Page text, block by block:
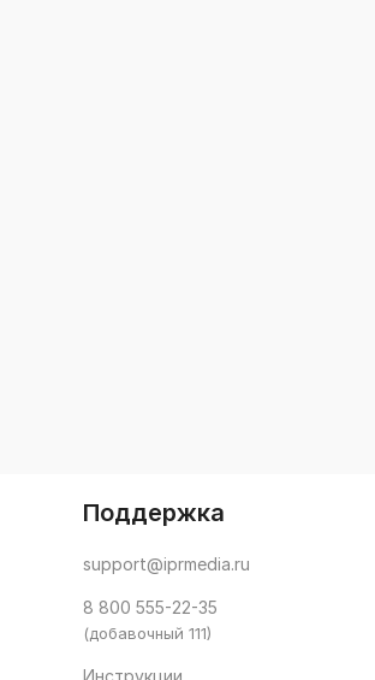
Поддержка
support@iprmedia.ru
8 800 555-22-35
(добавочный 111)